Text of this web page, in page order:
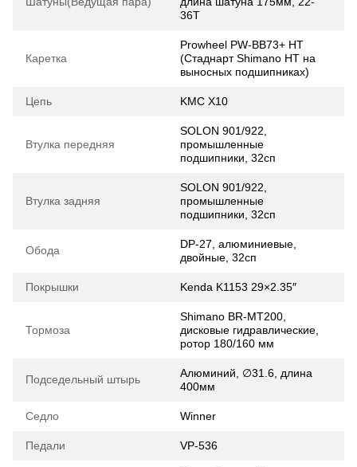
36Т
Каретка
Prowheel PW-BB73+ HT
(Стаднарт Shimano HT на
выносных подшипниках)
Цепь KMC Х10
Втулка передняя
SOLON 901/922,
промышленные
подшипники, 32сп
Втулка задняя
SOLON 901/922,
промышленные
подшипники, 32сп
Обода
DP-27, алюминиевые,
двойные, 32сп
Покрышки Kenda K1153 29×2.35″
Тормоза
Shimano BR-MT200,
дисковые гидравлические,
ротор 180/160 мм
Подседельный штырь
Алюминий, ∅31.6, длина
400мм
Седло Winner
Педали VP-536